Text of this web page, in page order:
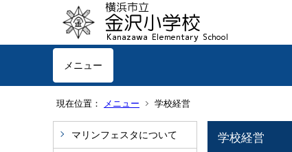
メニュー
現在位置： メニュー 学校経営
マリンフェスタについて 学校経営